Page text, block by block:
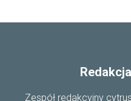
Zespół redakcyjny